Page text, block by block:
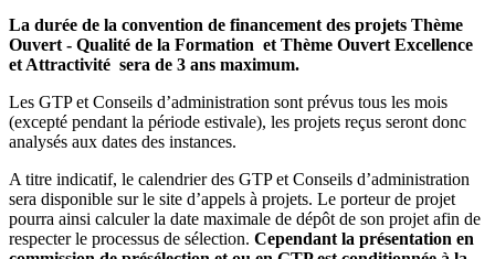
La durée de la convention de financement des projets Thème
Ouvert - Qualité de la Formation et Thème Ouvert Excellence
et Attractivité sera de 3 ans maximum.
Les GTP et Conseils d’administration sont prévus tous les mois
(excepté pendant la période estivale), les projets reçus seront donc
analysés aux dates des instances.
A titre indicatif, le calendrier des GTP et Conseils d’administration
sera disponible sur le site d’appels à projets. Le porteur de projet
pourra ainsi calculer la date maximale de dépôt de son projet afin de
respecter le processus de sélection. Cependant la présentation en